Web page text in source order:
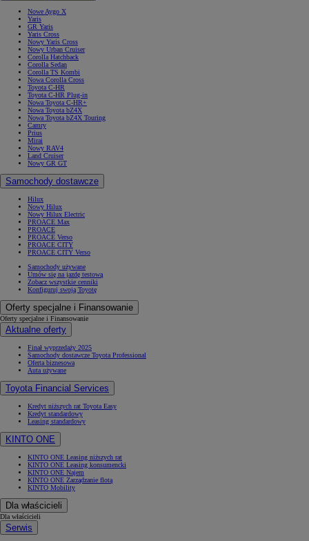
Nowe Aygo X
Yaris
GR Yaris
Yaris Cross
Nowy Yaris Cross
Nowy Urban Cruiser
Corolla Hatchback
Corolla Sedan
Corolla TS Kombi
Nowa Corolla Cross
Toyota C-HR
Toyota C-HR Plug-in
Nowa Toyota C-HR+
Nowa Toyota bZ4X
Nowa Toyota bZ4X Touring
Camry
Prius
Mirai
Nowy RAV4
Land Cruiser
Nowy GR GT
Samochody dostawcze
Hilux
Nowy Hilux
Nowy Hilux Electric
PROACE Max
PROACE
PROACE Verso
PROACE CITY
PROACE CITY Verso
Samochody używane
Umów się na jazdę testową
Zobacz wszystkie cenniki
Konfiguruj swoją Toyotę
Oferty specjalne i Finansowanie
Oferty specjalne i Finansowanie
Aktualne oferty
Finał wyprzedaży 2025
Samochody dostawcze Toyota Professional
Oferta biznesowa
Auta używane
Toyota Financial Services
Kredyt niższych rat Toyota Easy
Kredyt standardowy
Leasing standardowy
KINTO ONE
KINTO ONE Leasing niższych rat
KINTO ONE Leasing konsumencki
KINTO ONE Najem
KINTO ONE Zarządzanie flotą
KINTO Mobility
Dla właścicieli
Dla właścicieli
Serwis